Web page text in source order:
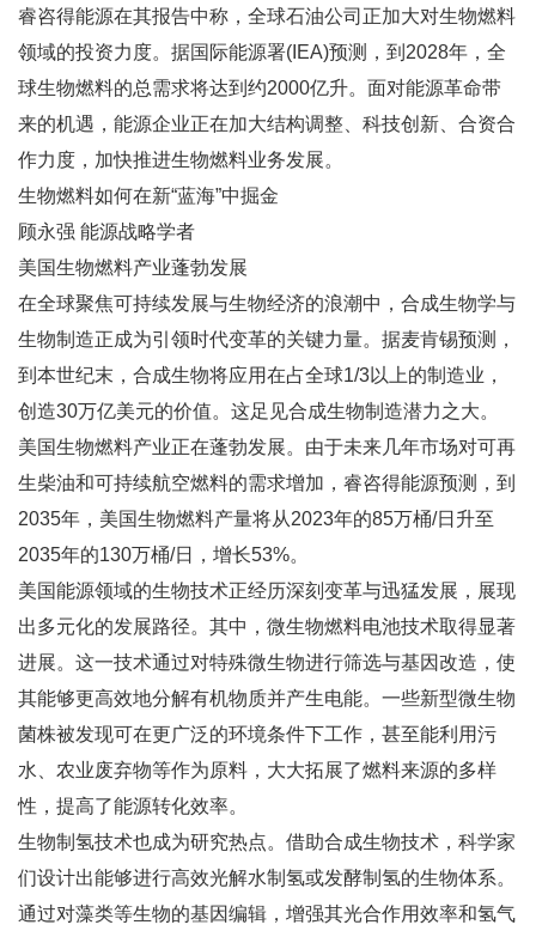
睿咨得能源在其报告中称，全球石油公司正加大对生物燃料
领域的投资力度。据国际能源署(IEA)预测，到2028年，全
球生物燃料的总需求将达到约2000亿升。面对能源革命带
来的机遇，能源企业正在加大结构调整、科技创新、合资合
作力度，加快推进生物燃料业务发展。
生物燃料如何在新“蓝海”中掘金
顾永强 能源战略学者
美国生物燃料产业蓬勃发展
在全球聚焦可持续发展与生物经济的浪潮中，合成生物学与
生物制造正成为引领时代变革的关键力量。据麦肯锡预测，
到本世纪末，合成生物将应用在占全球1/3以上的制造业，
创造30万亿美元的价值。这足见合成生物制造潜力之大。
美国生物燃料产业正在蓬勃发展。由于未来几年市场对可再
生柴油和可持续航空燃料的需求增加，睿咨得能源预测，到
2035年，美国生物燃料产量将从2023年的85万桶/日升至
2035年的130万桶/日，增长53%。
美国能源领域的生物技术正经历深刻变革与迅猛发展，展现
出多元化的发展路径。其中，微生物燃料电池技术取得显著
进展。这一技术通过对特殊微生物进行筛选与基因改造，使
其能够更高效地分解有机物质并产生电能。一些新型微生物
菌株被发现可在更广泛的环境条件下工作，甚至能利用污
水、农业废弃物等作为原料，大大拓展了燃料来源的多样
性，提高了能源转化效率。
生物制氢技术也成为研究热点。借助合成生物技术，科学家
们设计出能够进行高效光解水制氢或发酵制氢的生物体系。
通过对藻类等生物的基因编辑，增强其光合作用效率和氢气